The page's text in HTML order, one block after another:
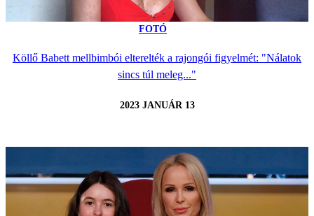
FOTÓ
Köllő Babett mellbimbói elterelték a rajongói figyelmét: "Nálatok
sincs túl meleg..."
2023 JANUÁR 13